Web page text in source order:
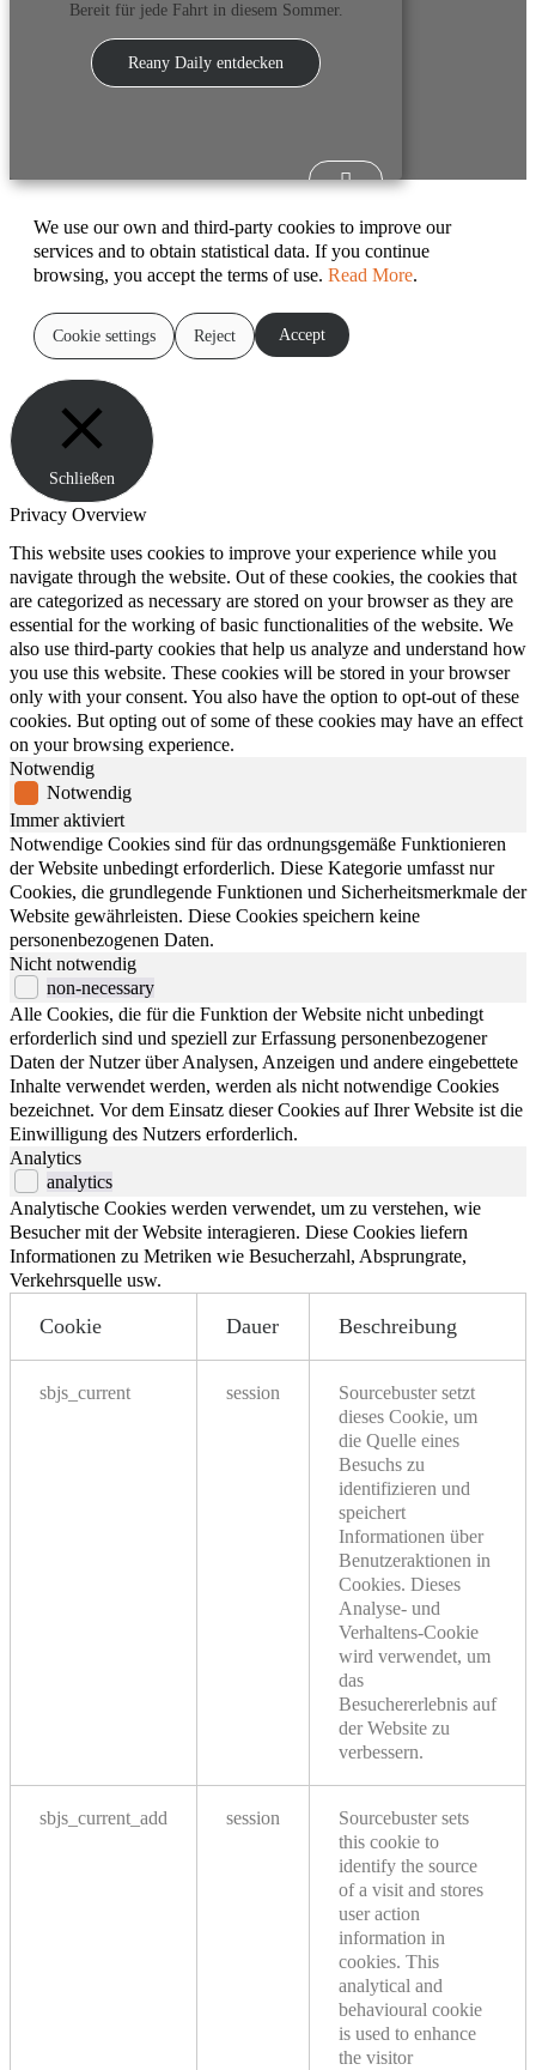
Bereit für jede Fahrt in diesem Sommer.
Reany Daily entdecken
We use our own and third-party cookies to improve our
services and to obtain statistical data. If you continue
browsing, you accept the terms of use. Read More.
Cookie settings Reject Accept
Schließen
Privacy Overview
This website uses cookies to improve your experience while you
navigate through the website. Out of these cookies, the cookies that
are categorized as necessary are stored on your browser as they are
essential for the working of basic functionalities of the website. We
also use third-party cookies that help us analyze and understand how
you use this website. These cookies will be stored in your browser
only with your consent. You also have the option to opt-out of these
cookies. But opting out of some of these cookies may have an effect
on your browsing experience.
Notwendig
Notwendig
Immer aktiviert
Notwendige Cookies sind für das ordnungsgemäße Funktionieren
der Website unbedingt erforderlich. Diese Kategorie umfasst nur
Cookies, die grundlegende Funktionen und Sicherheitsmerkmale der
Website gewährleisten. Diese Cookies speichern keine
personenbezogenen Daten.
Nicht notwendig
non-necessary
Alle Cookies, die für die Funktion der Website nicht unbedingt
erforderlich sind und speziell zur Erfassung personenbezogener
Daten der Nutzer über Analysen, Anzeigen und andere eingebettete
Inhalte verwendet werden, werden als nicht notwendige Cookies
bezeichnet. Vor dem Einsatz dieser Cookies auf Ihrer Website ist die
Einwilligung des Nutzers erforderlich.
Analytics
analytics
Analytische Cookies werden verwendet, um zu verstehen, wie
Besucher mit der Website interagieren. Diese Cookies liefern
Informationen zu Metriken wie Besucherzahl, Absprungrate,
Verkehrsquelle usw.
Cookie Dauer Beschreibung
sbjs_current session
Sourcebuster setzt
dieses Cookie, um
die Quelle eines
Besuchs zu
identifizieren und
speichert
Informationen über
Benutzeraktionen in
Cookies. Dieses
Analyse- und
Verhaltens-Cookie
wird verwendet, um
das
Besuchererlebnis auf
der Website zu
verbessern.
sbjs_current_add session
Sourcebuster sets
this cookie to
identify the source
of a visit and stores
user action
information in
cookies. This
analytical and
behavioural cookie
is used to enhance
the visitor